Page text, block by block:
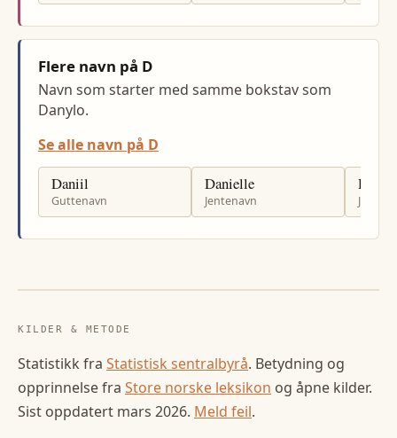
Flere navn på D
Navn som starter med samme bokstav som
Danylo.
Se alle navn på D
Daniil
Guttenavn
Danielle
Jentenavn
Daria
KILDER & METODE
Statistikk fra Statistisk sentralbyrå. Betydning og
opprinnelse fra Store norske leksikon og åpne kilder.
Sist oppdatert mars 2026. Meld feil.